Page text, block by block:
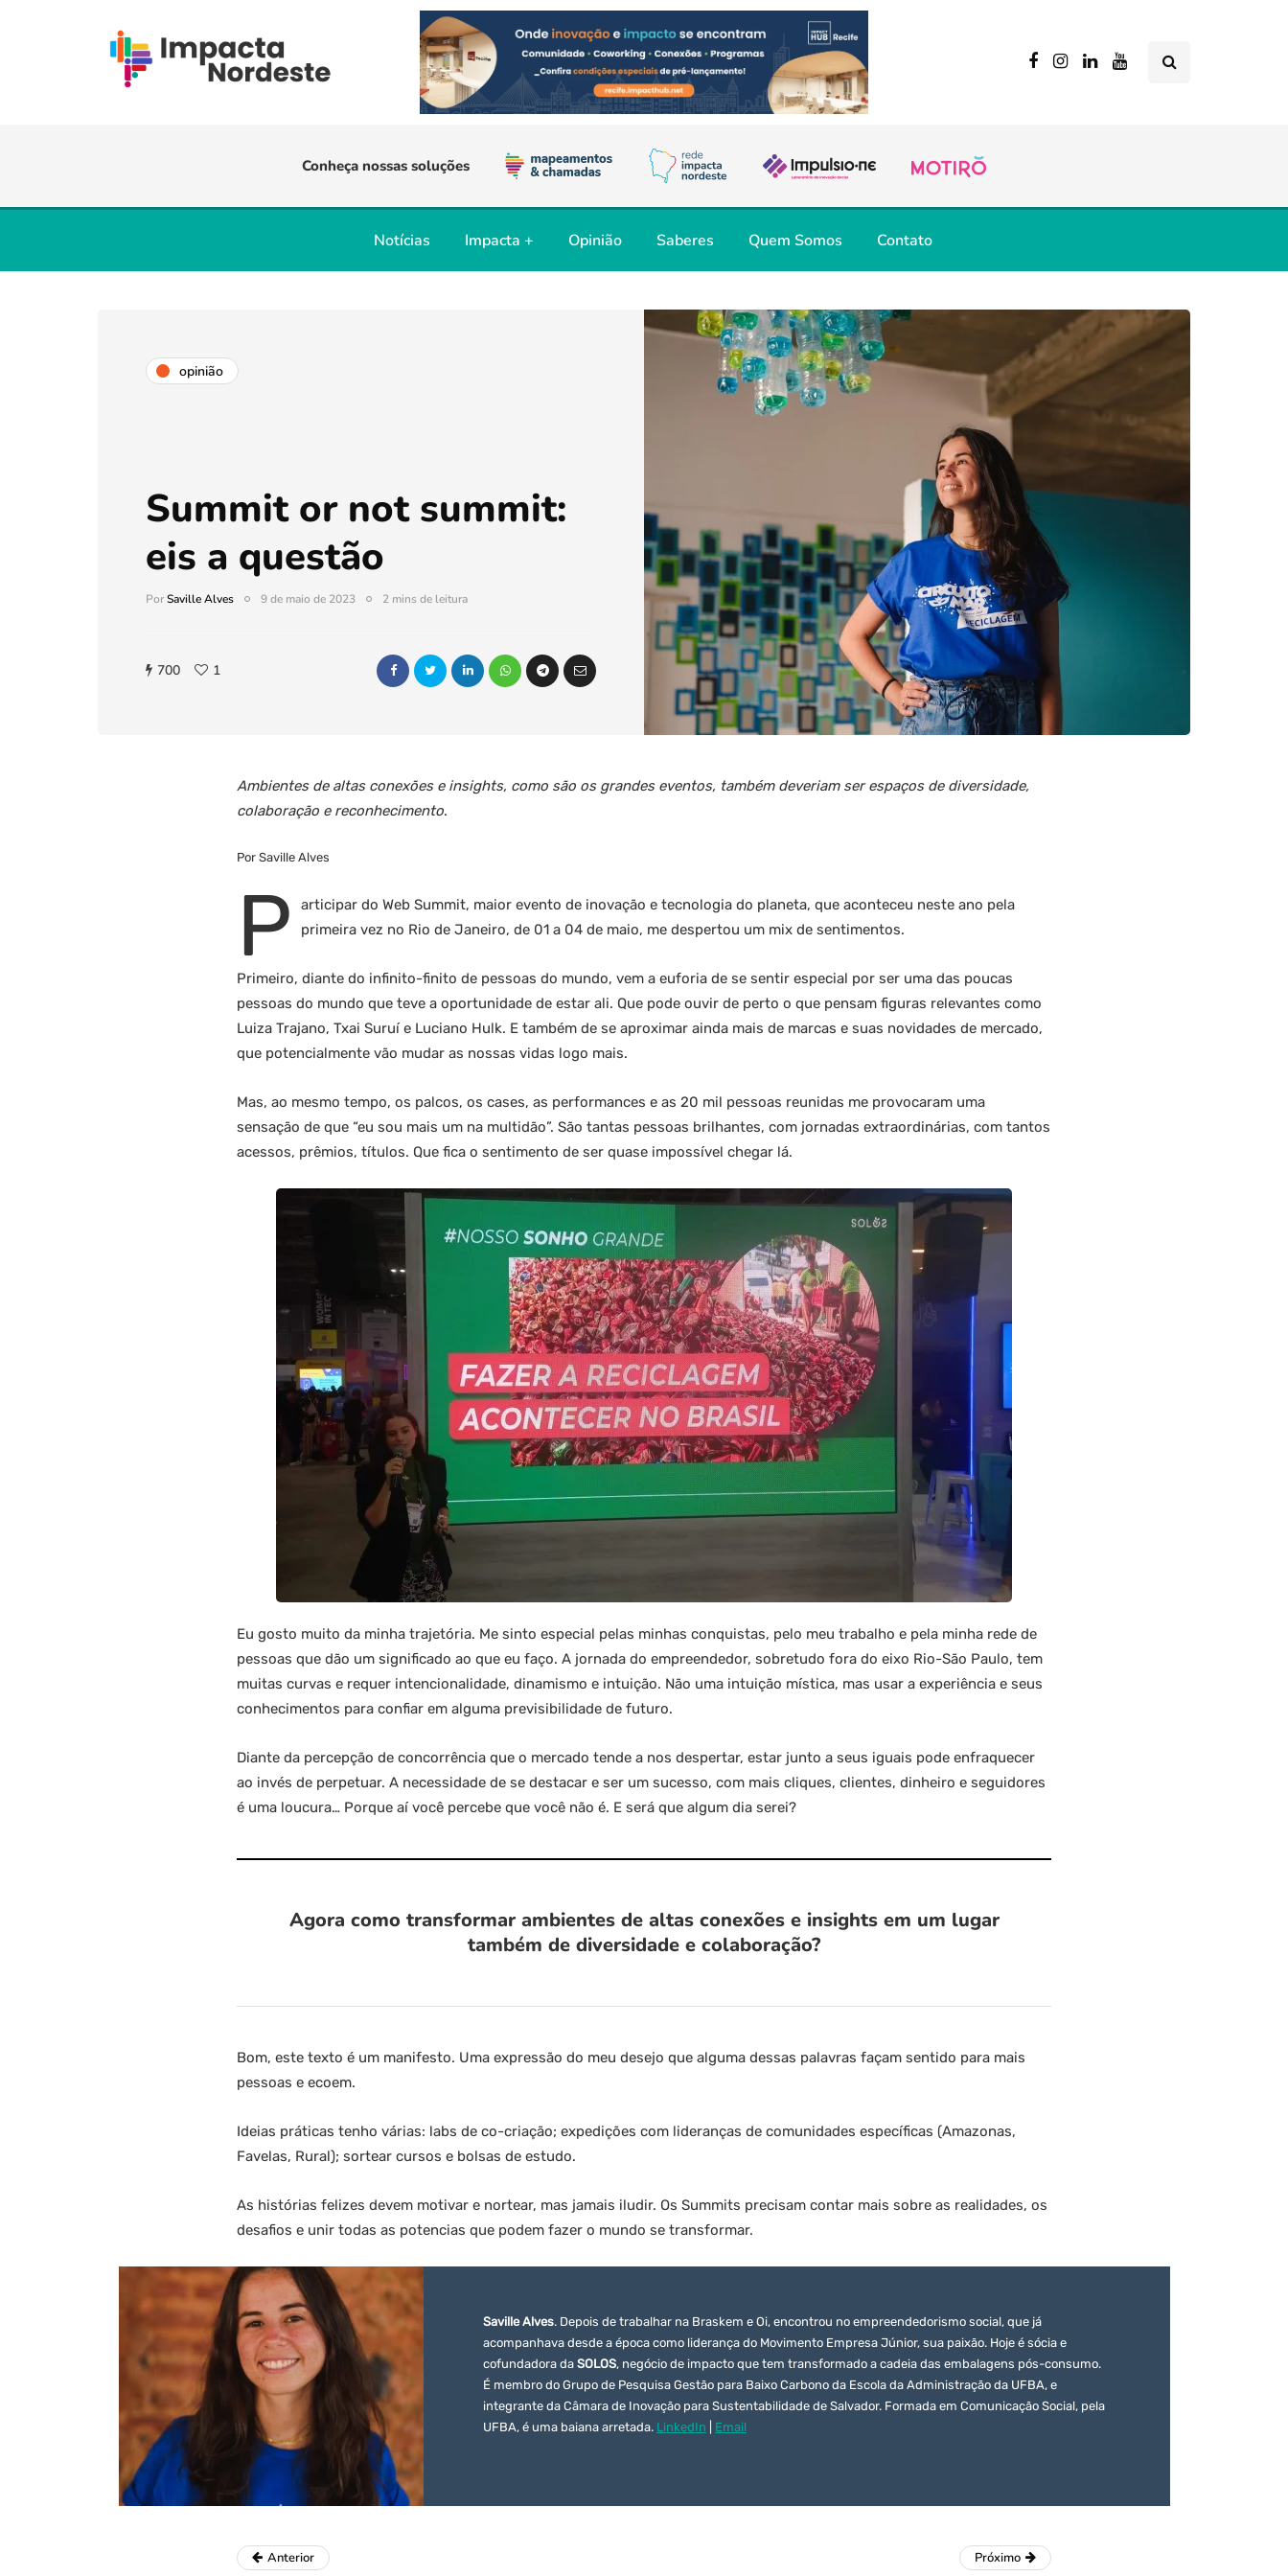
Conheça nossas soluções
Notícias Impacta + Opinião Saberes Quem Somos Contato
opinião
Summit or not summit:
eis a questão
PorSaville Alves 9 de maio de 2023 2 mins de leitura
700 1
Ambientes de altas conexões e insights, como são os grandes eventos, também deveriam ser espaços de diversidade,
colaboração e reconhecimento.
Por Saville Alves
P
articipar do Web Summit, maior evento de inovação e tecnologia do planeta, que aconteceu neste ano pela
primeira vez no Rio de Janeiro, de 01 a 04 de maio, me despertou um mix de sentimentos.
Primeiro, diante do infinito-finito de pessoas do mundo, vem a euforia de se sentir especial por ser uma das poucas
pessoas do mundo que teve a oportunidade de estar ali. Que pode ouvir de perto o que pensam figuras relevantes como
Luiza Trajano, Txai Suruí e Luciano Hulk. E também de se aproximar ainda mais de marcas e suas novidades de mercado,
que potencialmente vão mudar as nossas vidas logo mais.
Mas, ao mesmo tempo, os palcos, os cases, as performances e as 20 mil pessoas reunidas me provocaram uma
sensação de que “eu sou mais um na multidão”. São tantas pessoas brilhantes, com jornadas extraordinárias, com tantos
acessos, prêmios, títulos. Que fica o sentimento de ser quase impossível chegar lá.
Eu gosto muito da minha trajetória. Me sinto especial pelas minhas conquistas, pelo meu trabalho e pela minha rede de
pessoas que dão um significado ao que eu faço. A jornada do empreendedor, sobretudo fora do eixo Rio-São Paulo, tem
muitas curvas e requer intencionalidade, dinamismo e intuição. Não uma intuição mística, mas usar a experiência e seus
conhecimentos para confiar em alguma previsibilidade de futuro.
Diante da percepção de concorrência que o mercado tende a nos despertar, estar junto a seus iguais pode enfraquecer
ao invés de perpetuar. A necessidade de se destacar e ser um sucesso, com mais cliques, clientes, dinheiro e seguidores
é uma loucura… Porque aí você percebe que você não é. E será que algum dia serei?
Agora como transformar ambientes de altas conexões e insights em um lugar
também de diversidade e colaboração?
Bom, este texto é um manifesto. Uma expressão do meu desejo que alguma dessas palavras façam sentido para mais
pessoas e ecoem.
Ideias práticas tenho várias: labs de co-criação; expedições com lideranças de comunidades específicas (Amazonas,
Favelas, Rural); sortear cursos e bolsas de estudo.
As histórias felizes devem motivar e nortear, mas jamais iludir. Os Summits precisam contar mais sobre as realidades, os
desafios e unir todas as potencias que podem fazer o mundo se transformar.
Saville Alves. Depois de trabalhar na Braskem e Oi, encontrou no empreendedorismo social, que já
acompanhava desde a época como liderança do Movimento Empresa Júnior, sua paixão. Hoje é sócia e
cofundadora da SOLOS, negócio de impacto que tem transformado a cadeia das embalagens pós-consumo.
É membro do Grupo de Pesquisa Gestão para Baixo Carbono da Escola da Administração da UFBA, e
integrante da Câmara de Inovação para Sustentabilidade de Salvador. Formada em Comunicação Social, pela
UFBA, é uma baiana arretada. LinkedIn Email
Anterior Próximo